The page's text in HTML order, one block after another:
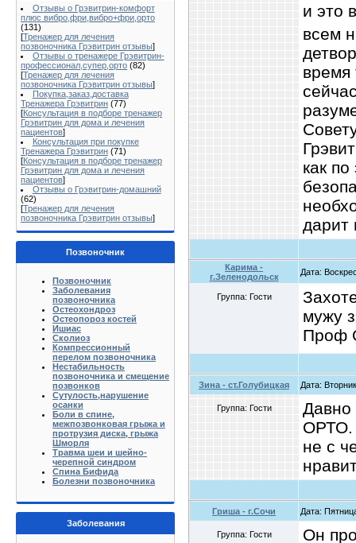
Отзывы о Грэвитрин-комфорт
плюс вибро,фри,вибро+фри,орто
(131)
[Тренажер для лечения
позвоночника Грэвитрин отзывы]
Отзывы о тренажере Грэвитрин-
профессионал,супер,орто (82)
[Тренажер для лечения
позвоночника Грэвитрин отзывы]
Покупка,заказ,доставка
Тренажера Грэвитрин (77)
[Консультация в подборе тренажер
Грэвитрин для дома и лечения
пациентов]
Консультация при покупке
Тренажера Грэвитрин (71)
[Консультация в подборе тренажер
Грэвитрин для дома и лечения
пациентов]
Отзывы о Грэвитрин-домашний
(62)
[Тренажер для лечения
позвоночника Грэвитрин отзывы]
Позвоночник
Позвоночник
Заболевания
позвоночника
Остеохондроз
Остеопороз костей
Ишиас
Сколиоз
Компрессионный
перелом позвоночника
Нестабильность
позвоночника и смещение
позвонков
Сутулость,нарушение
осанки
Боли в спине,
межпозвонковая грыжа и
протрузия диска, грыжа
Шморля
Травма шеи и шейно-
черепной синдром
Спина Бифида
Болезни позвоночника
Заболевания
и это
всем
время
как
дарит
Карима -
г.Зеленодольск
Дата:
Группа: Гости
мужу
Проф
Зина - ст.Голубицкая Дата:
Группа: Гости
Давно
ОРТО.
не с
Гриша - г.Сочи Дата:
Группа: Гости Он